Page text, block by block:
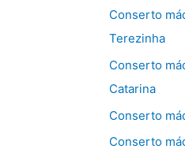
Conserto
Terezinha
Conserto
Catarina
Conserto
Conserto